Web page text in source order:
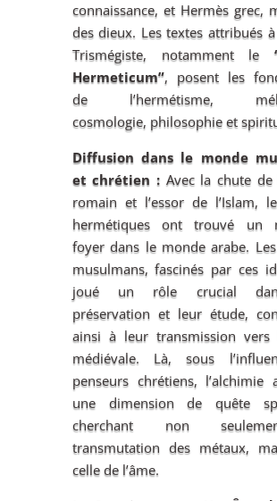
connaissance, et Hermès grec,
des dieux. Les textes attribués
Trismégiste, notamment le
Hermeticum”, posent les
de l’hermétisme,
cosmologie, philosophie et
Diffusion dans le monde
et chrétien :Avec la chute de
romain et l’essor de l’Islam,
hermétiques ont trouvé un
foyer dans le monde arabe.
musulmans, fascinés par ces
joué un rôle crucial
préservation et leur étude,
ainsi à leur transmission vers
médiévale. Là, sous
penseurs chrétiens, l’alchimie
une dimension de quête
cherchant non
transmutation des métaux,
celle de l’âme.